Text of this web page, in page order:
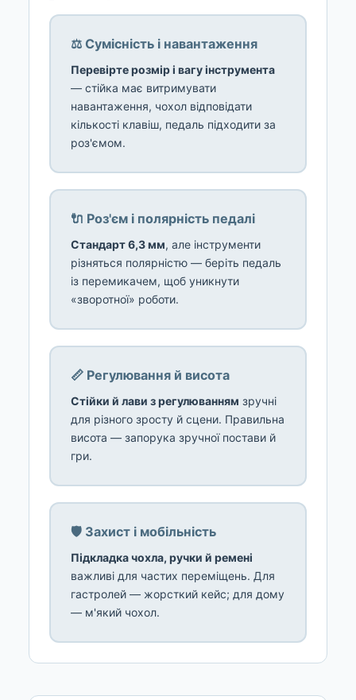
⚖️ Сумісність і навантаження
Перевірте розмір і вагу інструмента
— стійка має витримувати
навантаження, чохол відповідати
кількості клавіш, педаль підходити за
роз'ємом.
🔌 Роз'єм і полярність педалі
Стандарт 6,3 мм, але інструменти
різняться полярністю — беріть педаль
із перемикачем, щоб уникнути
«зворотної» роботи.
📏 Регулювання й висота
Стійки й лави з регулюванням зручні
для різного зросту й сцени. Правильна
висота — запорука зручної постави й
гри.
🛡️ Захист і мобільність
Підкладка чохла, ручки й ремені
важливі для частих переміщень. Для
гастролей — жорсткий кейс; для дому
— м'який чохол.